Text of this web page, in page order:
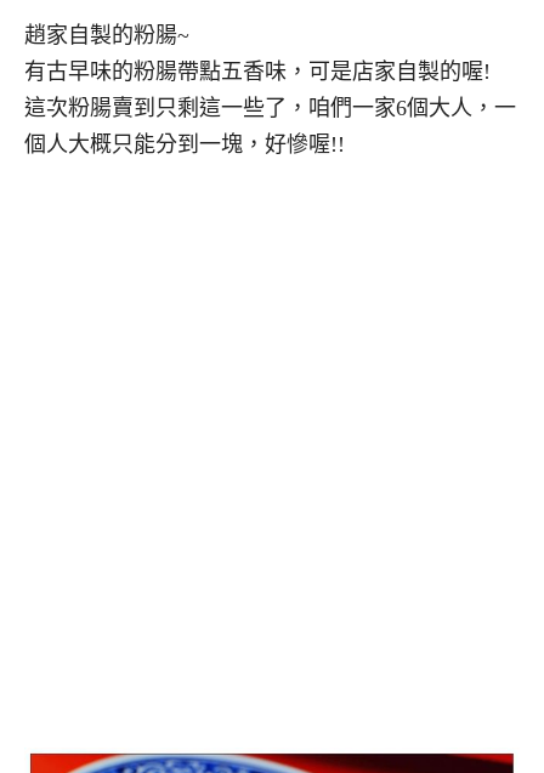
趙家自製的粉腸~
有古早味的粉腸帶點五香味，可是店家自製的喔!
這次粉腸賣到只剩這一些了，咱們一家6個大人，一
個人大概只能分到一塊，好慘喔!!